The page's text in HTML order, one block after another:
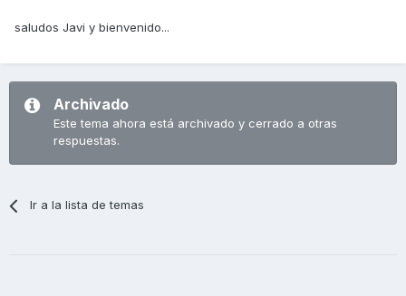
saludos Javi y bienvenido...
Archivado
Este tema ahora está archivado y cerrado a otras
respuestas.
Ir a la lista de temas